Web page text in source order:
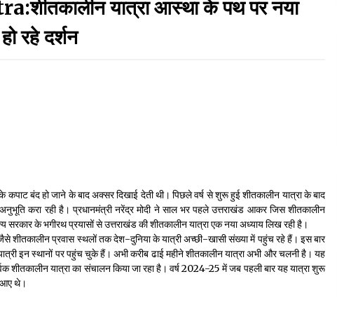
September 7, 2023
May 10, 2022
यात्रा आस्था के पथ पर नया
रहे दर्शन
के कपाट बंद हो जाने के बाद अक्सर दिखाई देती थी। पिछले वर्ष से शुरू हुई शीतकालीन यात्रा के बाद
करा रही है। प्रधानमंत्री नरेंद्र मोदी ने साल भर पहले उत्तराखंड आकर जिस शीतकालीन
सरकार के भगीरथ प्रयासों से उत्तराखंड की शीतकालीन यात्रा एक नया अध्याय लिख रही है।
शीतकालीन प्रवास स्थलों तक देश-दुनिया के यात्री अच्छी-खासी संख्या में पहुंच रहे हैं। इस बार
इन स्थानों पर पहुंच चुके हैं। अभी करीब ढाई महीने शीतकालीन यात्रा अभी और चलनी है। यह
शीतकालीन यात्रा का संचालन किया जा रहा है। वर्ष 2024-25 में जब पहली बार यह यात्रा शुरू
आए थे।